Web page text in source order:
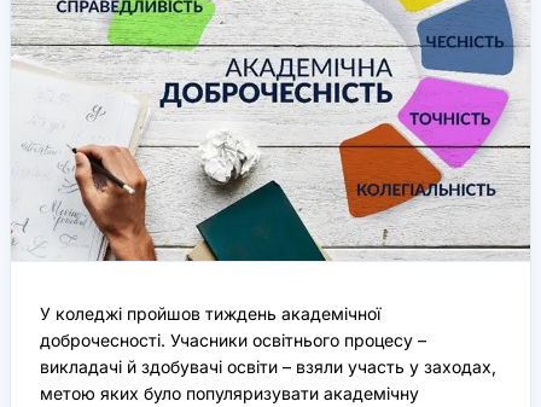
У коледжі пройшов тиждень академічної
доброчесності. Учасники освітнього процесу –
викладачі й здобувачі освіти – взяли участь у заходах,
метою яких було популяризувати академічну